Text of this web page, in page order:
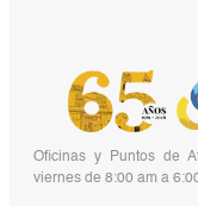
Oficinas y Puntos de
viernes de 8:00 am a